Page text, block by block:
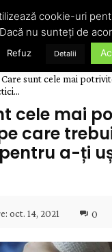
Care sunt cele mai
cele mai
care
a-ți
oct. 14, 2021 0
cookie-uri
nu sunteți de
Refuz Detalii